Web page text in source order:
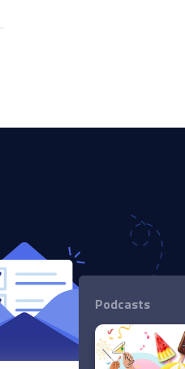
Podcasts